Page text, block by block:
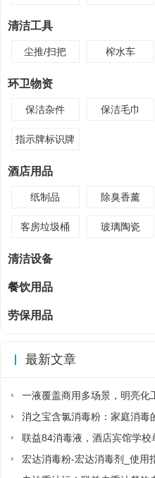
清洁工具
尘推/扫把 榨水车
环卫物资
保洁杂件 保洁毛巾
指示牌标识牌
酒店用品
纸制品 除臭香薰
客房垃圾桶 玻璃陶瓷
清洁设备
餐饮用品
劳保用品
最新文章
消之宝含氯消毒粉：家庭消毒
宏达消毒粉-宏达消毒剂_使用